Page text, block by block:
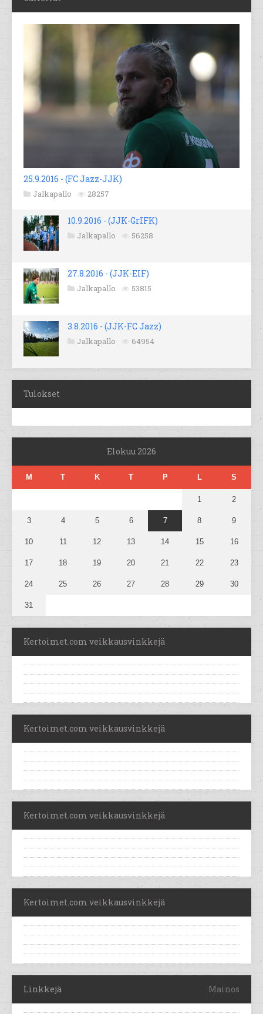
25.9.2016 - (FC Jazz-JJK)
Jalkapallo 28257
10.9.2016 - (JJK-GrIFK)
Jalkapallo 56258
27.8.2016 - (JJK-EIF)
Jalkapallo 53815
3.8.2016 - (JJK-FC Jazz)
Jalkapallo 64954
Tulokset
Elokuu 2026
M T K T P L S
1 2
3 4 5 6 7 8 9
10 11 12 13 14 15 16
17 18 19 20 21 22 23
24 25 26 27 28 29 30
31
Kertoimet.com veikkausvinkkejä
Kertoimet.com veikkausvinkkejä
Kertoimet.com veikkausvinkkejä
Kertoimet.com veikkausvinkkejä
Linkkejä Mainos